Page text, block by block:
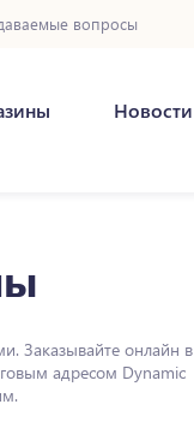
вопросы
Новости
Заказывайте онлайн в
адресом Dynamic